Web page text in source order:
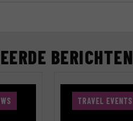
BERICHTEN
TRAVEL EVENTS